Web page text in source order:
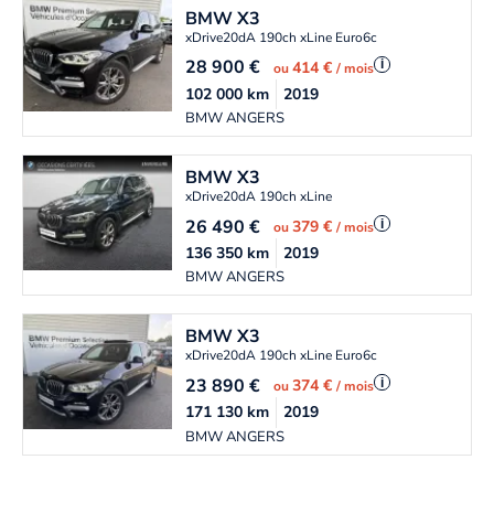
BMWX3
xDrive20dA 190ch xLine Euro6c
28 900€ ou414 €/ mois i
BMW ANGERS
102 000km 2019
BMWX3
xDrive20dA 190ch xLine
26 490€ ou379 €/ mois i
BMW ANGERS
136 350km 2019
BMWX3
xDrive20dA 190ch xLine Euro6c
23 890€ ou374 €/ mois i
BMW ANGERS
171 130km 2019